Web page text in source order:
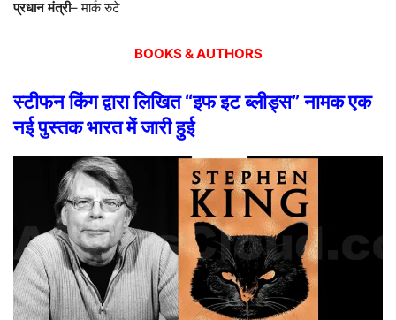
प्रधान मंत्री–मार्क रुटे
BOOKS & AUTHORS
स्टीफनकिंगद्वारालिखित“इफइटब्लीड्स”नामकएक
नईपुस्तकभारतमेंजारीहुई